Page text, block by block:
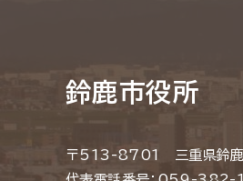
鈴鹿市役所
〒513-8701 三重県鈴鹿